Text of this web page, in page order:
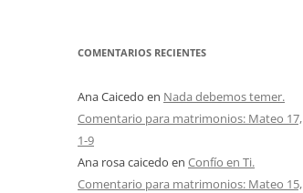
COMENTARIOS RECIENTES
Ana Caicedo en Nada debemos temer.
Comentario para matrimonios: Mateo 17,
1-9
Ana rosa caicedo en Confío en Ti.
Comentario para matrimonios: Mateo 15,